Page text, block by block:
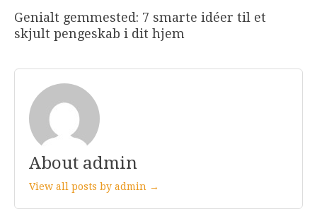
Genialt gemmested: 7 smarte idéer til et
skjult pengeskab i dit hjem
About admin
View all posts by admin →